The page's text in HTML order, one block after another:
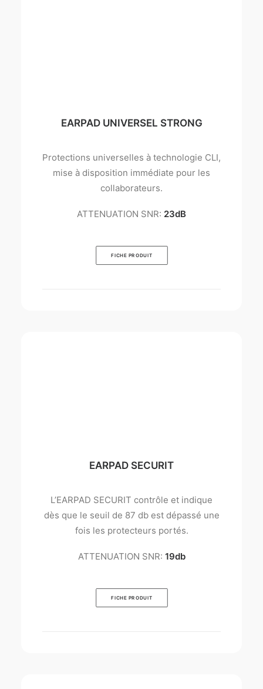
EARPAD UNIVERSEL STRONG
Protections universelles à technologie CLI,
mise à disposition immédiate pour les
collaborateurs.
ATTENUATION SNR: 23dB
FICHE PRODUIT
EARPAD SECURIT
L’EARPAD SECURIT contrôle et indique
dès que le seuil de 87 db est dépassé une
fois les protecteurs portés.
ATTENUATION SNR: 19db
FICHE PRODUIT